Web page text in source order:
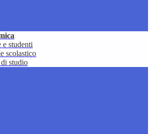
e studenti
scolastico
studio